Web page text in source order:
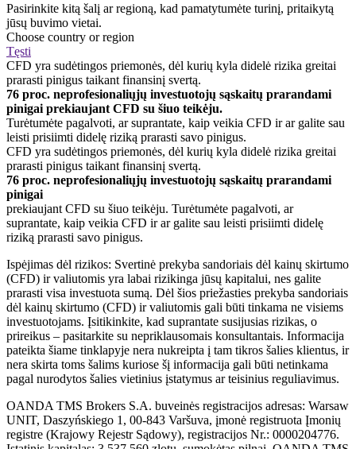
Pasirinkite kitą šalį ar regioną, kad pamatytumėte turinį, pritaikytą
jūsų buvimo vietai.
Choose country or region
Tęsti
CFD yra sudėtingos priemonės, dėl kurių kyla didelė rizika greitai
prarasti pinigus taikant finansinį svertą.
76 proc. neprofesionaliųjų investuotojų sąskaitų prarandami
pinigai prekiaujant CFD su šiuo teikėju.
Turėtumėte pagalvoti, ar suprantate, kaip veikia CFD ir ar galite sau
leisti prisiimti didelę riziką prarasti savo pinigus.
CFD yra sudėtingos priemonės, dėl kurių kyla didelė rizika greitai
prarasti pinigus taikant finansinį svertą.
76 proc. neprofesionaliųjų investuotojų sąskaitų prarandami
pinigai
prekiaujant CFD su šiuo teikėju. Turėtumėte pagalvoti, ar
suprantate, kaip veikia CFD ir ar galite sau leisti prisiimti didelę
riziką prarasti savo pinigus.
Ispėjimas dėl rizikos: Svertinė prekyba sandoriais dėl kainų skirtumo
(CFD) ir valiutomis yra labai rizikinga jūsų kapitalui, nes galite
prarasti visa investuota sumą. Dėl šios priežasties prekyba sandoriais
dėl kainų skirtumo (CFD) ir valiutomis gali būti tinkama ne visiems
investuotojams. Įsitikinkite, kad suprantate susijusias rizikas, o
prireikus – pasitarkite su nepriklausomais konsultantais. Informacija
pateikta šiame tinklapyje nera nukreipta į tam tikros šalies klientus, ir
nera skirta toms šalims kuriose šį informacija gali būti netinkama
pagal nurodytos šalies vietinius įstatymus ar teisinius reguliavimus.
OANDA TMS Brokers S.A. buveinės registracijos adresas: Warsaw
UNIT, Daszyńskiego 1, 00-843 Varšuva, įmonė registruota Įmonių
registre (Krajowy Rejestr Sądowy), registracijos Nr.: 0000204776.